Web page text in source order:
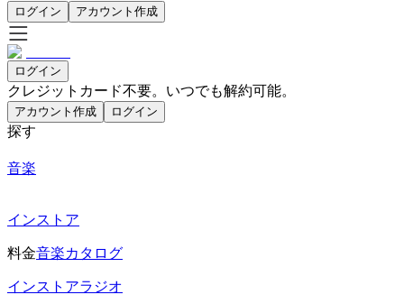
ログイン アカウント作成
ログイン
クレジットカード不要。いつでも解約可能。
アカウント作成 ログイン
探す
音楽
インストア
料金音楽カタログ
インストアラジオ